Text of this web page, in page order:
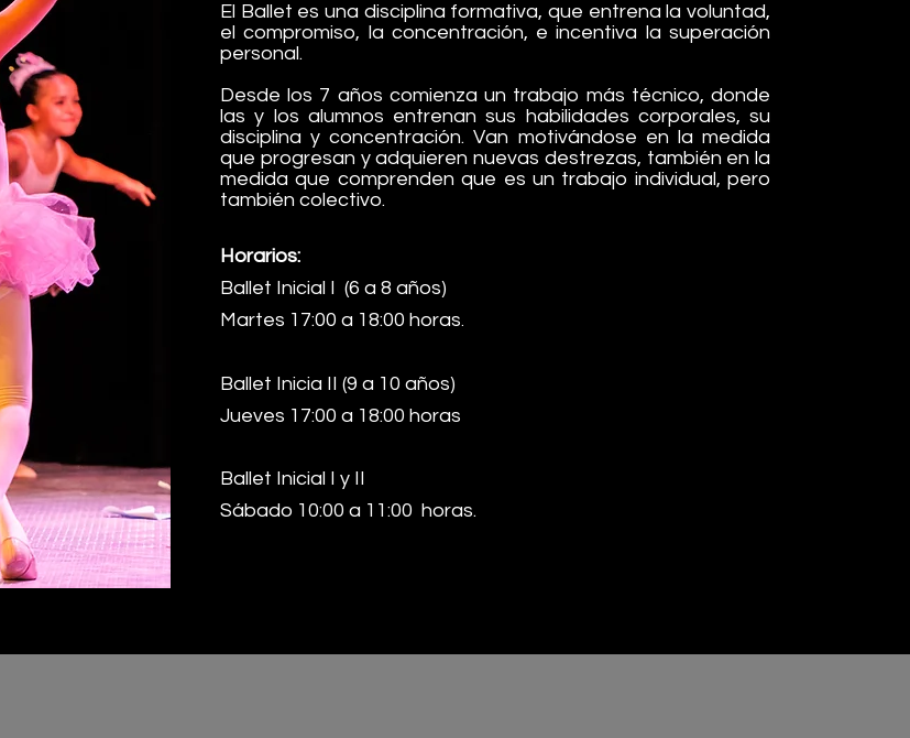
El Ballet es una disciplina formativa, que entrena la voluntad,
el compromiso, la concentración, e incentiva la superación
personal.
Desde los 7 años comienza un trabajo más técnico, donde
las y los alumnos entrenan sus habilidades corporales, su
disciplina y concentración. Van motivándose en la medida
que progresan y adquieren nuevas destrezas, también en la
medida que comprenden que es un trabajo individual, pero
también colectivo.
Horarios:
Ballet Inicial I (6 a 8 años)
Martes 17:00 a 18:00 horas
Ballet Inicia II (9 a 10 años)
​Jueves 17:00 a 18:00 horas
Ballet Inicial I y II
Sábado 10:00 a 11:00 horas.